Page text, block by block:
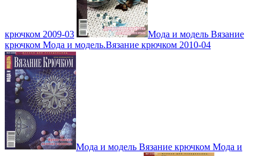
крючком 2009-03
Мода и модель Вязание
крючком Мода и модель.Вязание крючком 2010-04
Мода и модель Вязание крючком Мода и